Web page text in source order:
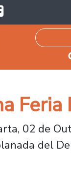
02 de
del